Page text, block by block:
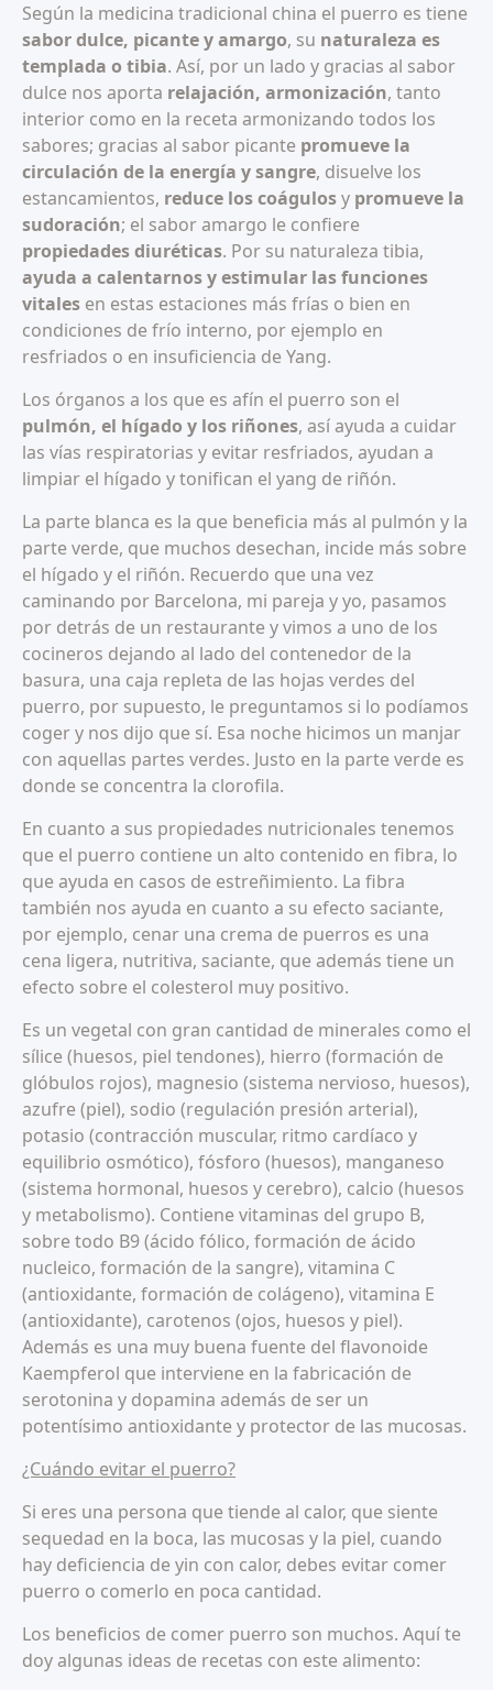
Según la medicina tradicional china el puerro es tiene
sabor dulce, picante y amargo, su naturaleza es
templada o tibia. Así, por un lado y gracias al sabor
dulce nos aporta relajación, armonización, tanto
interior como en la receta armonizando todos los
sabores; gracias al sabor picante promueve la
circulación de la energía y sangre, disuelve los
estancamientos, reduce los coágulosy promueve la
sudoración; el sabor amargo le confiere
propiedades diuréticas. Por su naturaleza tibia,
ayuda a calentarnos y estimular las funciones
vitales en estas estaciones más frías o bien en
condiciones de frío interno, por ejemplo en
resfriados o en insuficiencia de Yang.
Los órganos a los que es afín el puerro son el
pulmón, el hígado y los riñones, así ayuda a cuidar
las vías respiratorias y evitar resfriados, ayudan a
limpiar el hígado y tonifican el yang de riñón.
La parte blanca es la que beneficia más al pulmón y la
parte verde, que muchos desechan, incide más sobre
el hígado y el riñón. Recuerdo que una vez
caminando por Barcelona, mi pareja y yo, pasamos
por detrás de un restaurante y vimos a uno de los
cocineros dejando al lado del contenedor de la
basura, una caja repleta de las hojas verdes del
puerro, por supuesto, le preguntamos si lo podíamos
coger y nos dijo que sí. Esa noche hicimos un manjar
con aquellas partes verdes. Justo en la parte verde es
donde se concentra la clorofila.
En cuanto a sus propiedades nutricionales tenemos
que el puerro contiene un alto contenido en fibra, lo
que ayuda en casos de estreñimiento. La fibra
también nos ayuda en cuanto a su efecto saciante,
por ejemplo, cenar una crema de puerros es una
cena ligera, nutritiva, saciante, que además tiene un
efecto sobre el colesterol muy positivo.
Es un vegetal con gran cantidad de minerales como el
sílice (huesos, piel tendones), hierro (formación de
glóbulos rojos), magnesio (sistema nervioso, huesos),
azufre (piel), sodio (regulación presión arterial),
potasio (contracción muscular, ritmo cardíaco y
equilibrio osmótico), fósforo (huesos), manganeso
(sistema hormonal, huesos y cerebro), calcio (huesos
y metabolismo). Contiene vitaminas del grupo B,
sobre todo B9 (ácido fólico, formación de ácido
nucleico, formación de la sangre), vitamina C
(antioxidante, formación de colágeno), vitamina E
(antioxidante), carotenos (ojos, huesos y piel).
Además es una muy buena fuente del flavonoide
Kaempferol que interviene en la fabricación de
serotonina y dopamina además de ser un
potentísimo antioxidante y protector de las mucosas.
¿Cuándo evitar el puerro?
Si eres una persona que tiende al calor, que siente
sequedad en la boca, las mucosas y la piel, cuando
hay deficiencia de yin con calor, debes evitar comer
puerro o comerlo en poca cantidad.
Los beneficios de comer puerro son muchos. Aquí te
doy algunas ideas de recetas con este alimento: